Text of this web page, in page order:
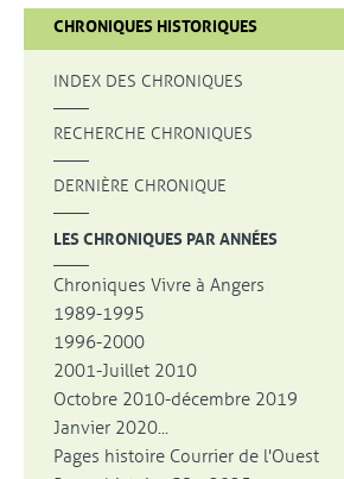
CHRONIQUES HISTORIQUES
INDEX DES CHRONIQUES
RECHERCHE CHRONIQUES , OUVRE
DERNIÈRE CHRONIQUE
LES CHRONIQUES PAR ANNÉES
Chroniques Vivre à Angers
1989-1995
1996-2000
2001-Juillet 2010
Octobre 2010-décembre 2019
Janvier 2020...
Pages histoire Courrier de l'Ouest